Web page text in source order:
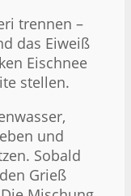
trennen –
das Eiweiß
Eischnee
stellen.
und
Sobald
Grieß